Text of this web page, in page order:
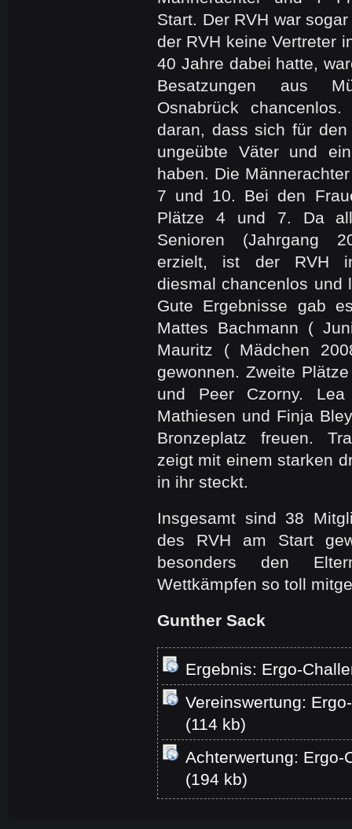
Start. Der RVH war
der RVH keine Vertreter
40 Jahre dabei hatte,
Besatzungen aus
Osnabrück
daran, dass sich für
ungeübte Väter und
haben. Die
7 und 10. Bei den
Plätze 4 und 7. Da
Senioren (Jahrgang
erzielt, ist der RVH
diesmal chancenlos und
Gute Ergebnisse gab
Mattes Bachmann (
Mauritz ( Mädchen
gewonnen. Zweite
und Peer Czorny. Lea
Mathiesen und Finja
Bronzeplatz freuen.
zeigt mit einem starken
in ihr steckt.
Insgesamt sind 38
des RVH am Start
besonders den
Wettkämpfen so toll
Gunther Sack
Ergebnis: Ergo-
Vereinswertung:
(114 kb)
Achterwertung: Ergo-
(194 kb)